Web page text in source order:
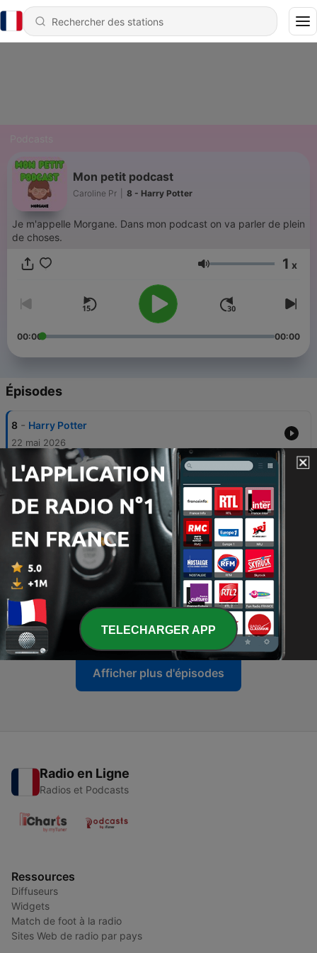
Mon petit podcast
Caroline Pr 8 - Harry Potter
Je m'appelle Morgane. Dans mon podcast on va parler de plein
de choses.
Volume 1 x
00:00 00:00
Épisodes
8 - Harry Potter
22 mai 2026
7 - Episode 2 - Le printemps
6 - Episode 1 - La Bretagne
09 nov. 2025
5 Episode 5 - Les créatures légendaires
20 mai 2025
- Episode 4 - Les émotions
28 mars 2025
Afficher plus d'épisodes
Radio en Ligne
Radios et Podcasts
Ressources
Diffuseurs
Widgets
Match de foot à la radio
Sites Web de radio par pays
TELECHARGER APP